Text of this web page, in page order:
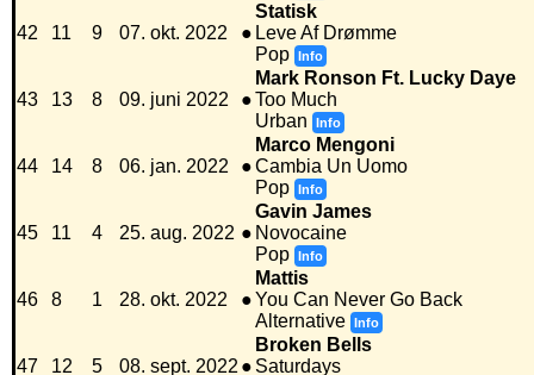
42 11 9 07. okt. 2022 ●
Statisk
Leve Af Drømme
Pop Info
43 13 8 09. juni 2022 ●
Mark Ronson Ft. Lucky Daye
Too Much
Urban
Info
44 14 8 06. jan. 2022 ●
Marco Mengoni
Cambia Un Uomo
Pop Info
45 11 4 25. aug. 2022 ●
Gavin James
Novocaine
Pop Info
46 8 1 28. okt. 2022 ●
Mattis
You Can Never Go Back
Alternative Info
47 12 5 08. sept. 2022 ●
Broken Bells
Saturdays